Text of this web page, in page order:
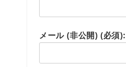
メール (非公開) (必須):